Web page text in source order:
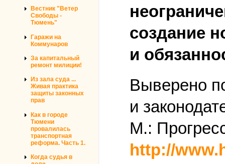
Вестник "Ветер
Свободы -
Тюмень"
Гаражи на
Коммунаров
За капитальный
ремонт милиции!
Из зала суда ...
Живая практика
защиты законных
прав
Как в городе
Тюмени
провалилась
транспортная
реформа. Часть 1.
Когда судья в
создание
и
Выверено
и
М.:
http://